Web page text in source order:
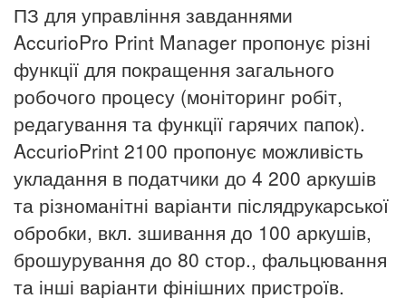
ПЗ для управління завданнями
AccurioPro Print Manager пропонує різні
функції для покращення загального
робочого процесу (моніторинг робіт,
редагування та функції гарячих папок).
AccurioPrint 2100 пропонує можливість
укладання в податчики до 4 200 аркушів
та різноманітні варіанти післядрукарської
обробки, вкл. зшивання до 100 аркушів,
брошурування до 80 стор., фальцювання
та інші варіанти фінішних пристроїв.